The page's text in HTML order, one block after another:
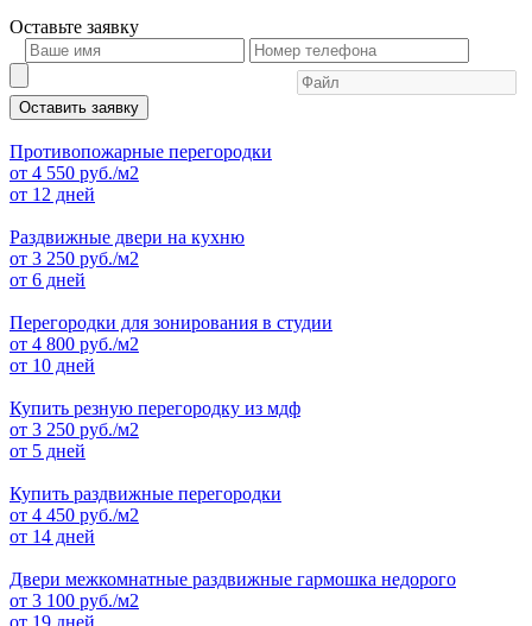
Оставьте заявку
Оставить заявку
Противопожарные перегородки
от 4 550 руб./м2
от 12 дней
Раздвижные двери на кухню
от 3 250 руб./м2
от 6 дней
Перегородки для зонирования в студии
от 4 800 руб./м2
от 10 дней
Купить резную перегородку из мдф
от 3 250 руб./м2
от 5 дней
Купить раздвижные перегородки
от 4 450 руб./м2
от 14 дней
Двери межкомнатные раздвижные гармошка недорого
от 3 100 руб./м2
от 19 дней